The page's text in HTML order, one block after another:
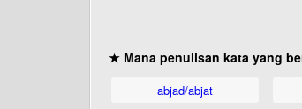
★ Mana penulisan kata yang
abjad/abjat